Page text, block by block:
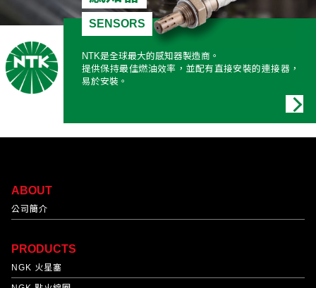
SENSORS
NTK是全球最大的感知器製造商。
提供保持最佳燃油效率，並配有直接安裝的連接器，
易於安裝。
ABOUT
公司簡介
PRODUCTS
NGK 火星塞